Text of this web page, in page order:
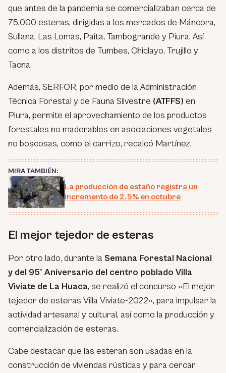
que antes de la pandemia se comercializaban cerca de
75,000 esteras, dirigidas a los mercados de Máncora,
Sullana, Las Lomas, Paita, Tambogrande y Piura. Así
como a los distritos de Tumbes, Chiclayo, Trujillo y
Tacna.
Además, SERFOR, por medio de la Administración
Técnica Forestal y de Fauna Silvestre (ATFFS) en
Piura, permite el aprovechamiento de los productos
forestales no maderables en asociaciones vegetales
no boscosas, como el carrizo, recalcó Martínez.
MIRA TAMBIÉN:
La producción de estaño registra un
incremento de 2.5% en octubre
El mejor tejedor de esteras
Por otro lado, durante la Semana Forestal Nacional
y del 95° Aniversario del centro poblado Villa
Viviate de La Huaca, se realizó el concurso «El mejor
tejedor de esteras Villa Viviate-2022», para impulsar la
actividad artesanal y cultural, así como la producción y
comercialización de esteras.
Cabe destacar que las esteran son usadas en la
construcción de viviendas rústicas y para cercar